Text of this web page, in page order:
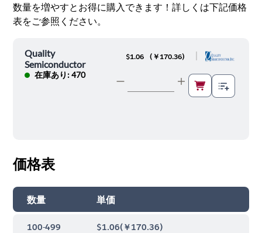
数量を増やすとお得に購入できます！詳しくは下記価格
表をご参照ください。
Quality
Semiconductor
在庫あり: 470
$1.06 ( ￥170.36)
価格表
数量 単価
100-499 $1.06(￥170.36)